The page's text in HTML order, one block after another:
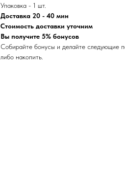
Упаковка - 1 шт.
Доставка 20 - 40 мин
Стоимость доставки уточним
Вы получите 5% бонусов
Собирайте бонусы и делайте следующие
либо накопить.